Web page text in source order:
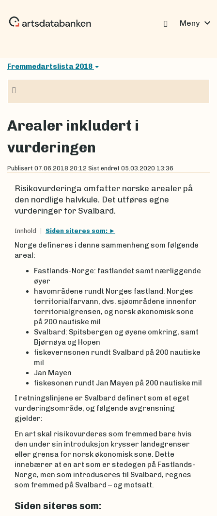
Meny expand_more
Fremmedartslista 2018
Arealer inkludert i
vurderingen
Publisert 07.06.2018 20:12 Sist endret 05.03.2020 13:36
Risikovurderinga omfatter norske arealer på
den nordlige halvkule. Det utføres egne
vurderinger for Svalbard.
Innhold Siden siteres som:
Norge defineres i denne sammenheng som følgende
areal:
Fastlands-Norge: fastlandet samt nærliggende
øyer
havområdene rundt Norges fastland: Norges
territorialfarvann, dvs. sjøområdene innenfor
territorialgrensen, og norsk økonomisk sone
på 200 nautiske mil
Svalbard: Spitsbergen og øyene omkring, samt
Bjørnøya og Hopen
fiskevernsonen rundt Svalbard på 200 nautiske
mil
Jan Mayen
fiskesonen rundt Jan Mayen på 200 nautiske mil
I retningslinjene er Svalbard definert som et eget
vurderingsområde, og følgende avgrensning
gjelder:
En art skal risikovurderes som fremmed bare hvis
den under sin introduksjon krysser landegrenser
eller grensa for norsk økonomisk sone. Dette
innebærer at en art som er stedegen på Fastlands-
Norge, men som introduseres til Svalbard, regnes
som fremmed på Svalbard – og motsatt.
Siden siteres som: